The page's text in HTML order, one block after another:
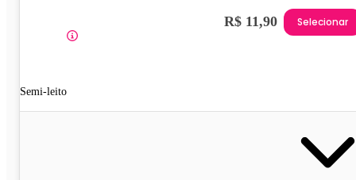
Semi-leito
R$ 11,90 Selecionar